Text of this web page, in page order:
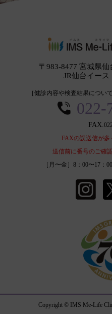
〒983-8477 宮城県
JR仙台イース
［健診内容や検査結果につい
022-
FAXの誤送信が多
送信前に番号のご確
［月〜金］8：00〜17：
Copyright © IMS Me-Life